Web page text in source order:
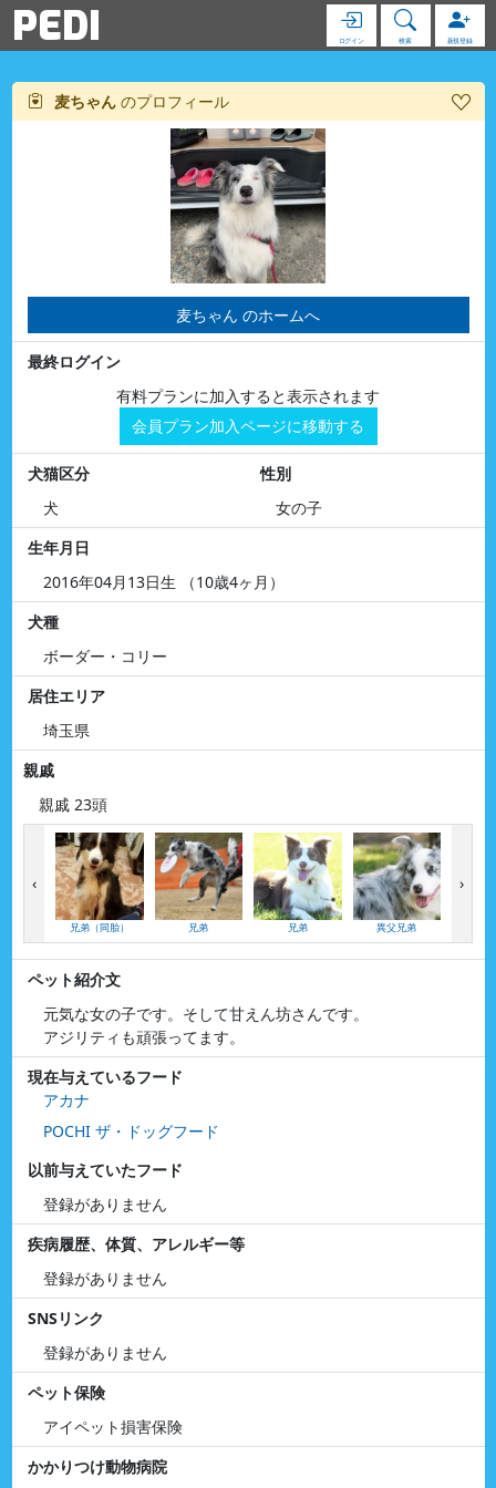
PEDI ログイン 検索 新規登録
麦ちゃん のプロフィール
麦ちゃん のホームへ
最終ログイン
有料プランに加入すると表示されます
会員プラン加入ページに移動する
犬猫区分
犬
性別
女の子
生年月日
2016年04月13日生 （10歳4ヶ月）
犬種
ボーダー・コリー
居住エリア
埼玉県
親戚
親戚 23頭
兄弟（同胎） 兄弟 兄弟 異父兄弟
‹ ›
ペット紹介文
元気な女の子です。そして甘えん坊さんです。
アジリティも頑張ってます。
現在与えているフード
アカナ
POCHI ザ・ドッグフード
以前与えていたフード
登録がありません
疾病履歴、体質、アレルギー等
登録がありません
SNSリンク
登録がありません
ペット保険
アイペット損害保険
かかりつけ動物病院